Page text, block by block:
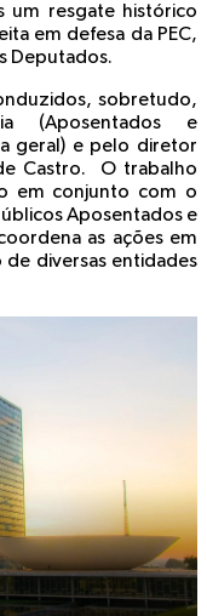
um resgate histórico
em defesa da PEC,
Deputados.
sobretudo,
(Aposentados e
geral) e pelo diretor
Castro. O trabalho
em conjunto com o
Aposentados e
as ações em
diversas entidades